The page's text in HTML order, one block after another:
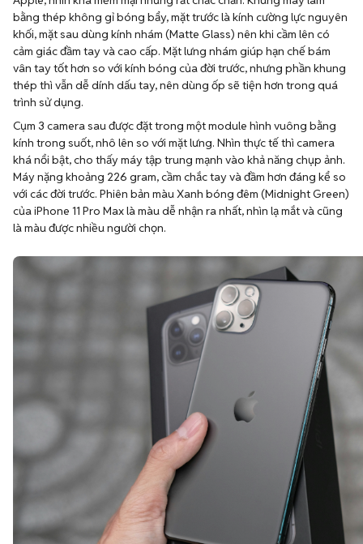
cảm giác đầm tay và cao cấp. Mặt lưng nhám giúp hạn chế bám
vân tay tốt hơn so với kính bóng của đời trước, nhưng phần khung
thép thì vẫn dễ dính dấu tay, nên dùng ốp sẽ tiện hơn trong quá
trình sử dụng.
Cụm 3 camera sau được đặt trong một module hình vuông bằng
kính trong suốt, nhô lên so với mặt lưng. Nhìn thực tế thì camera
khá nổi bật, cho thấy máy tập trung mạnh vào khả năng chụp ảnh.
Máy nặng khoảng 226 gram, cầm chắc tay và đầm hơn đáng kể so
với các đời trước. Phiên bản màu Xanh bóng đêm (Midnight Green)
của iPhone 11 Pro Max là màu dễ nhận ra nhất, nhìn lạ mắt và cũng
là màu được nhiều người chọn.